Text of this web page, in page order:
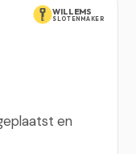
WILLEMS
SLOTENMAKER
en